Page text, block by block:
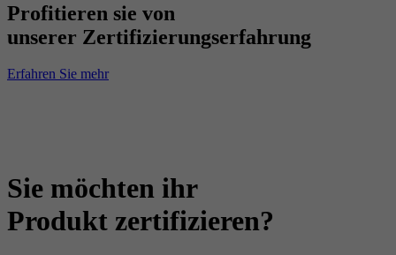
Profitieren sie von
unserer Zertifizierungserfahrung
Erfahren Sie mehr
Sie möchten ihr
Produkt zertifizieren?